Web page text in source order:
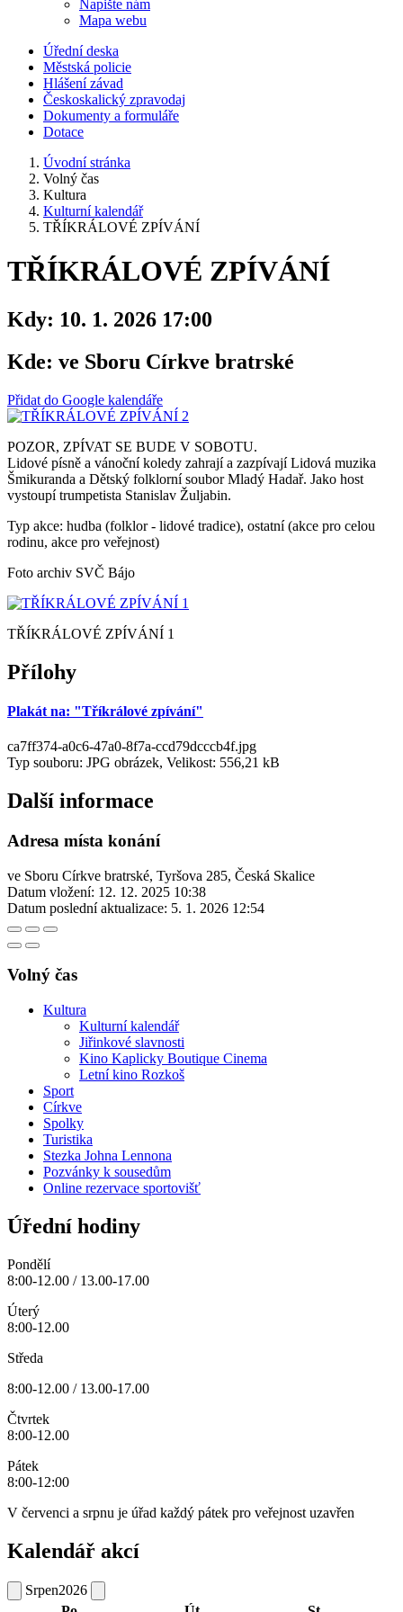
Napište nám
Mapa webu
Úřední deska
Městská policie
Hlášení závad
Českoskalický zpravodaj
Dokumenty a formuláře
Dotace
Úvodní stránka
Volný čas
Kultura
Kulturní kalendář
TŘÍKRÁLOVÉ ZPÍVÁNÍ
TŘÍKRÁLOVÉ ZPÍVÁNÍ
Kdy: 10. 1. 2026 17:00
Kde: ve Sboru Církve bratrské
Přidat do Google kalendáře
POZOR, ZPÍVAT SE BUDE V SOBOTU.
Lidové písně a vánoční koledy zahrají a zazpívají Lidová muzika
Šmikuranda a Dětský folklorní soubor Mladý Hadař. Jako host
vystoupí trumpetista Stanislav Žuljabin.
Typ akce: hudba (folklor - lidové tradice), ostatní (akce pro celou
rodinu, akce pro veřejnost)
Foto archiv SVČ Bájo
TŘÍKRÁLOVÉ ZPÍVÁNÍ 1
Přílohy
Plakát na: "Tříkrálové zpívání"
ca7ff374-a0c6-47a0-8f7a-ccd79dcccb4f.jpg
Typ souboru: JPG obrázek, Velikost: 556,21 kB
Další informace
Adresa místa konání
ve Sboru Církve bratrské, Tyršova 285, Česká Skalice
Datum vložení: 12. 12. 2025 10:38
Datum poslední aktualizace: 5. 1. 2026 12:54
Volný čas
Kultura
Kulturní kalendář
Jiřinkové slavnosti
Kino Kaplicky Boutique Cinema
Letní kino Rozkoš
Sport
Církve
Spolky
Turistika
Stezka Johna Lennona
Pozvánky k sousedům
Online rezervace sportovišť
Úřední hodiny
Pondělí
8:00-12.00 / 13.00-17.00
Úterý
8:00-12.00
Středa
8:00-12.00 / 13.00-17.00
Čtvrtek
8:00-12.00
Pátek
8:00-12:00
V červenci a srpnu je úřad každý pátek pro veřejnost uzavřen
Kalendář akcí
Srpen2026